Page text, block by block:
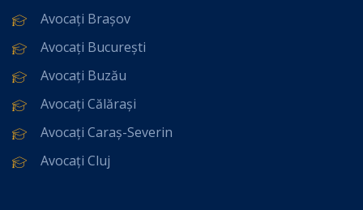
Avocați Brașov
Avocați București
Avocați Buzău
Avocați Călărași
Avocați Caraș-Severin
Avocați Cluj